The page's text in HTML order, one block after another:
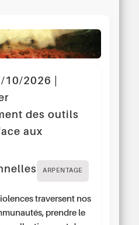
10/2026 |
des outils
aux
ARPENTAGE
traversent nos
prendre le